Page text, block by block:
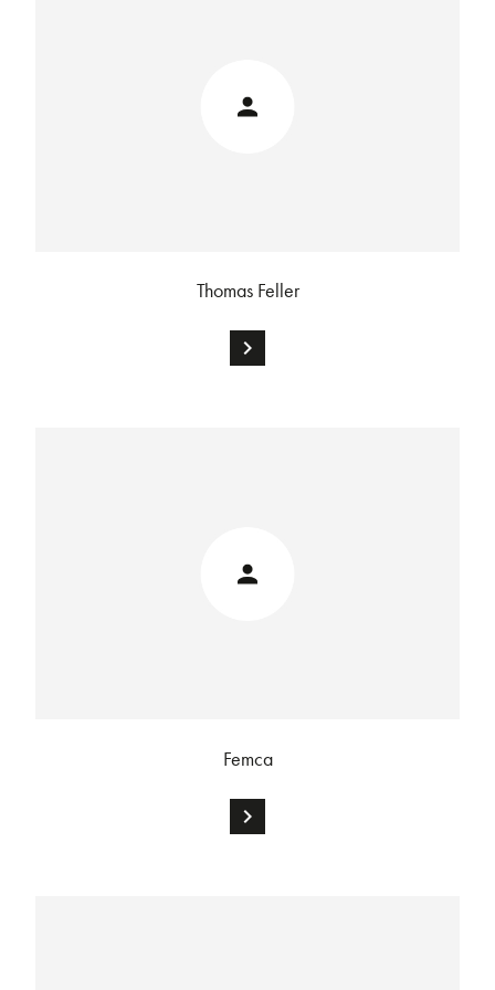
Thomas Feller
chevron_right
Femca
chevron_right